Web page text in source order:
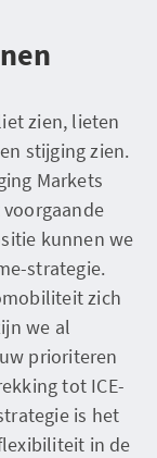
zien, lieten
stijging zien.
Markets
kunnen we
strategie.
zich
we al
prioriteren
tot ICE-
is het
in de